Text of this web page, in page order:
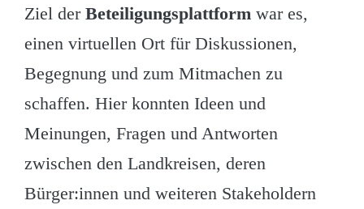
Ziel der Beteiligungsplattform war es,
einen virtuellen Ort für Diskussionen,
Begegnung und zum Mitmachen zu
schaffen. Hier konnten Ideen und
Meinungen, Fragen und Antworten
zwischen den Landkreisen, deren
Bürger:innen und weiteren Stakeholdern